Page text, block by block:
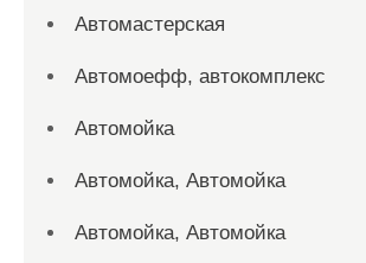
Автомастерская
Автомоефф, автокомплекс
Автомойка
Автомойка, Автомойка
Автомойка, Автомойка